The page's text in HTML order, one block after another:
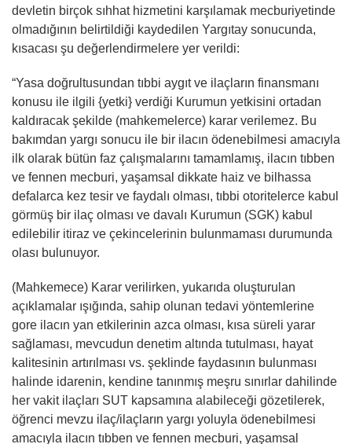
devletin birçok sıhhat hizmetini karşılamak mecburiyetinde
olmadığının belirtildiği kaydedilen Yargıtay sonucunda,
kısacası şu değerlendirmelere yer verildi:
“Yasa doğrultusundan tıbbi aygıt ve ilaçların finansmanı
konusu ile ilgili {yetki} verdiği Kurumun yetkisini ortadan
kaldıracak şekilde (mahkemelerce) karar verilemez. Bu
bakımdan yargı sonucu ile bir ilacın ödenebilmesi amacıyla
ilk olarak bütün faz çalışmalarını tamamlamış, ilacın tıbben
ve fennen mecburi, yaşamsal dikkate haiz ve bilhassa
defalarca kez tesir ve faydalı olması, tıbbi otoritelerce kabul
görmüş bir ilaç olması ve davalı Kurumun (SGK) kabul
edilebilir itiraz ve çekincelerinin bulunmaması durumunda
olası bulunuyor.
(Mahkemece) Karar verilirken, yukarıda oluşturulan
açıklamalar ışığında, sahip olunan tedavi yöntemlerine
gore ilacın yan etkilerinin azca olması, kısa süreli yarar
sağlaması, mevcudun denetim altında tutulması, hayat
kalitesinin artırılması vs. şeklinde faydasının bulunması
halinde idarenin, kendine tanınmış meşru sınırlar dahilinde
her vakit ilaçları SUT kapsamına alabileceği gözetilerek,
öğrenci mevzu ilaç/ilaçların yargı yoluyla ödenebilmesi
amacıyla ilacın tıbben ve fennen mecburi, yaşamsal